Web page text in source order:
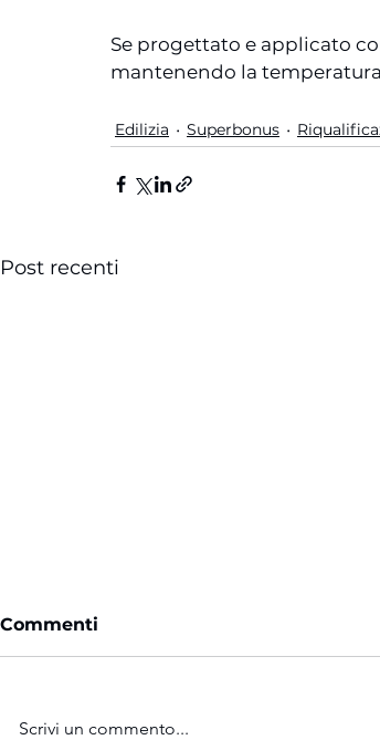
Se progettato e applicato
mantenendo la
Edilizia Superbonus
Post recenti
Commenti
Scrivi un commento...